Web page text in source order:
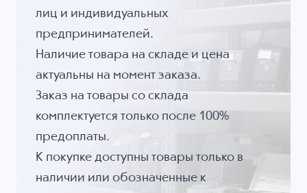
лиц и индивидуальных
предпринимателей.
Наличие товара на складе и цена
актуальны на момент заказа.
Заказ на товары со склада
комплектуется только после 100%
предоплаты.
К покупке доступны товары только в
наличии или обозначенные к